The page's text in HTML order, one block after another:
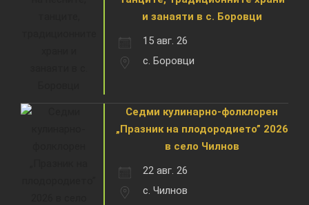
и занаяти в с. Боровци
15 авг. 26
с. Боровци
Седми кулинарно-фолклорен
„Празник на плодородието” 2026
в село Чилнов
22 авг. 26
с. Чилнов